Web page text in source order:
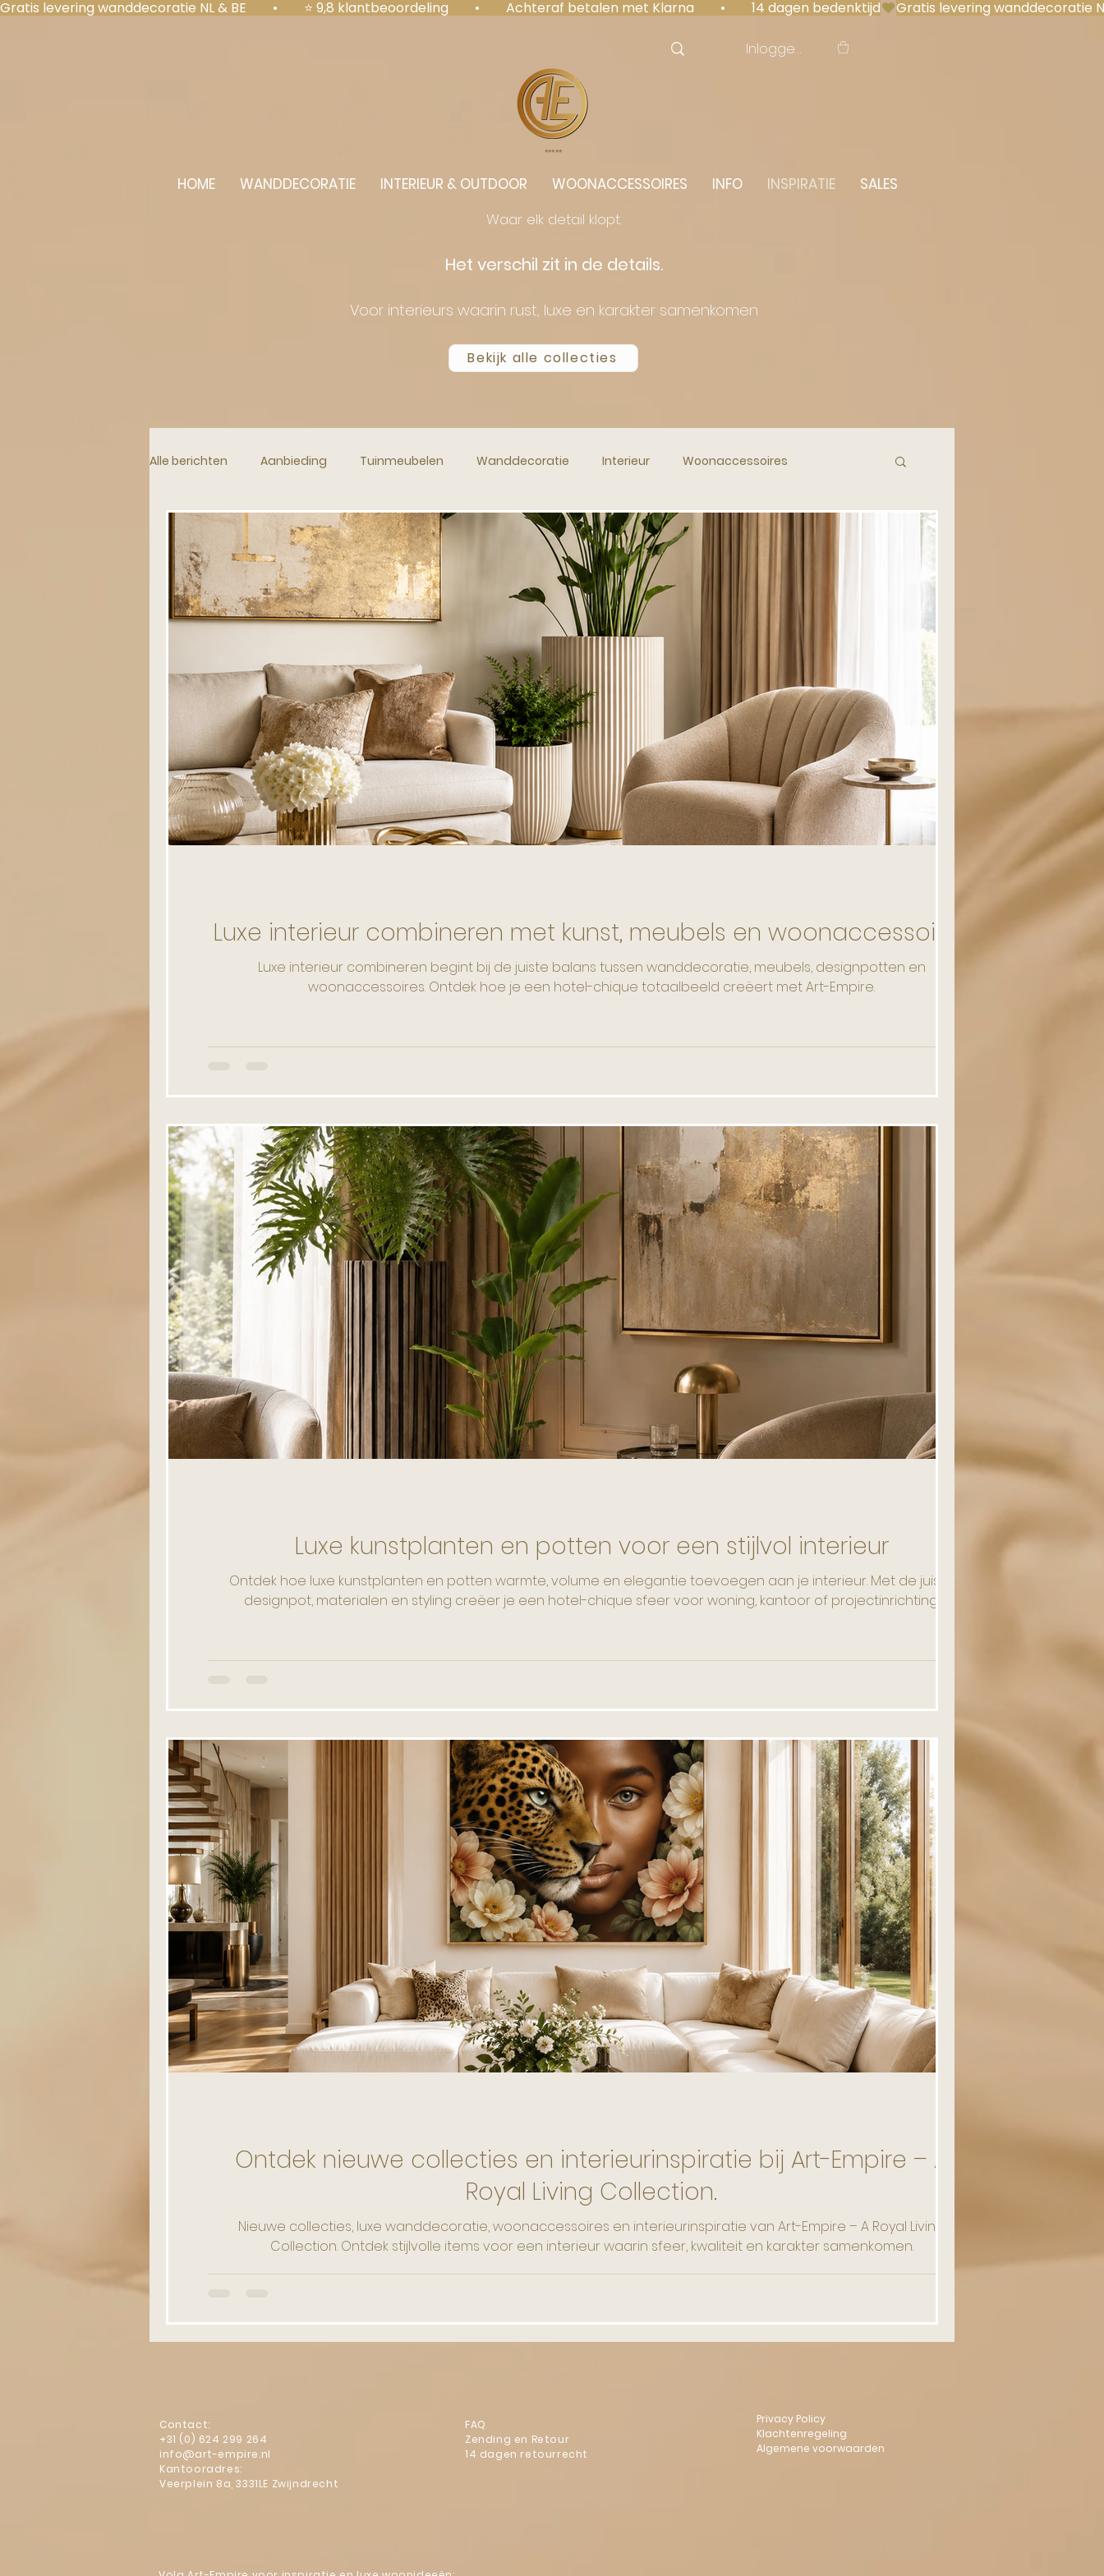
Gratis levering wanddecoratie NL & BE  •  ⭐ 9,8 klantbeoordeling  •  Achteraf betalen met Klarna  •  14 dagen bedenktijd
Inloggen
⭐️⭐️⭐️⭐️⭐️
HOME WANDDECORATIE INTERIEUR & OUTDOOR WOONACCESSOIRES INFO INSPIRATIE
SALES
Waar elk detail klopt.
Het verschil zit in de details.
Voor interieurs waarin rust, luxe en karakter samenkomen
Bekijk alle collecties
Alle berichten Aanbieding Tuinmeubelen Wanddecoratie Interieur Woonaccessoires
Plaids en Sierkussens Potten en Vazen Kerstdecoratie Sfeerverlichting Interieur Inspiratie
Gooische Vrouwen Stijl Luxe Woondecoratie Wonen in Spanje Verhuizen naar Spanje
Spanje
Verhuizen naar het buitenland Wonen in Spanje Antieke Meubelen Unieke Woonaccessoires
Opgezette Dieren Unieke Decoratie Antieke Interieurstukken Gewei Lampen Unieke Objecten
Luxe interieur combineren met kunst, meubels en woonaccessoires
Luxe interieur combineren begint bij de juiste balans tussen wanddecoratie, meubels, designpotten en
woonaccessoires. Ontdek hoe je een hotel-chique totaalbeeld creëert met Art-Empire.
Luxe kunstplanten en potten voor een stijlvol interieur
Ontdek hoe luxe kunstplanten en potten warmte, volume en elegantie toevoegen aan je interieur. Met de juiste
designpot, materialen en styling creëer je een hotel-chique sfeer voor woning, kantoor of projectinrichting.
Ontdek nieuwe collecties en interieurinspiratie bij Art-Empire – A
Royal Living Collection.
Nieuwe collecties, luxe wanddecoratie, woonaccessoires en interieurinspiratie van Art-Empire – A Royal Living
Collection. Ontdek stijlvolle items voor een interieur waarin sfeer, kwaliteit en karakter samenkomen.
Contact:
+31 (0) 624 299 264
info@art-empire.nl
Kantooradres:
Veerplein 8a, 3331LE Zwijndrecht
FAQ
Zending en Retour
14 dagen retourrecht
Privacy Policy
Klachtenregeling
Algemene voorwaarden